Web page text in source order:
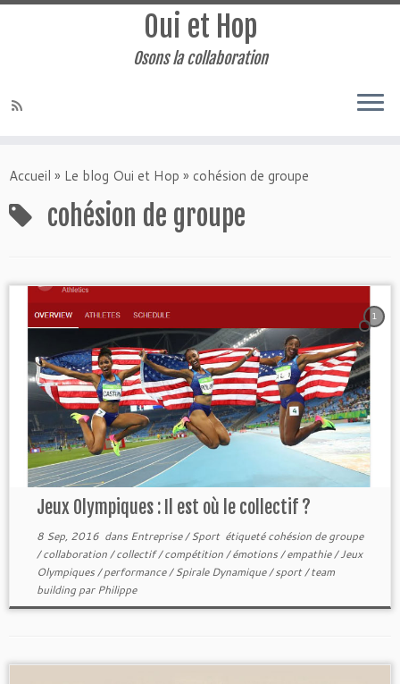
Oui et Hop
Osons la collaboration
Accueil » Le blog Oui et Hop » cohésion de groupe
cohésion de groupe
1
Jeux Olympiques : Il est où le collectif ?
8 Sep, 2016dans Entreprise/Sport étiquetécohésion de groupe
/collaboration/collectif/compétition/émotions/empathie/Jeux
Olympiques/performance/Spirale Dynamique/sport/team
buildingparPhilippe